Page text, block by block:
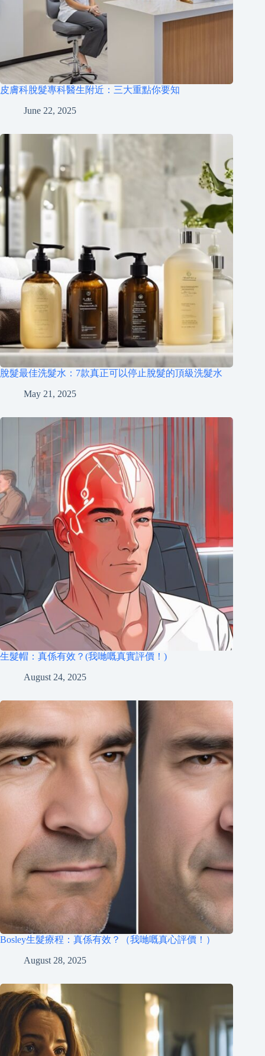
皮膚科脫髮專科醫生附近：三大重點你要知
June 22, 2025
脫髮最佳洗髮水：7款真正可以停止脫髮的頂級洗髮水
May 21, 2025
生髮帽：真係有效？(我哋嘅真實評價！)
August 24, 2025
Bosley生髮療程：真係有效？（我哋嘅真心評價！）
August 28, 2025